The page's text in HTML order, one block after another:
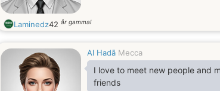
Laminedz42 år gammal
Al Hadā Mecca
I love to meet new people and
friends